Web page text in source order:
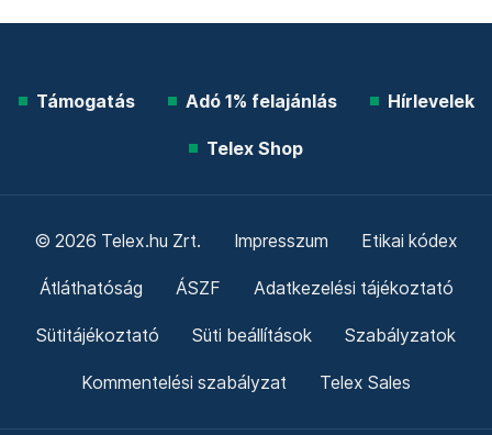
Támogatás Adó 1% felajánlás Hírlevelek
Telex Shop
© 2026 Telex.hu Zrt. Impresszum Etikai kódex
Átláthatóság ÁSZF Adatkezelési tájékoztató
Sütitájékoztató Süti beállítások Szabályzatok
Kommentelési szabályzat Telex Sales